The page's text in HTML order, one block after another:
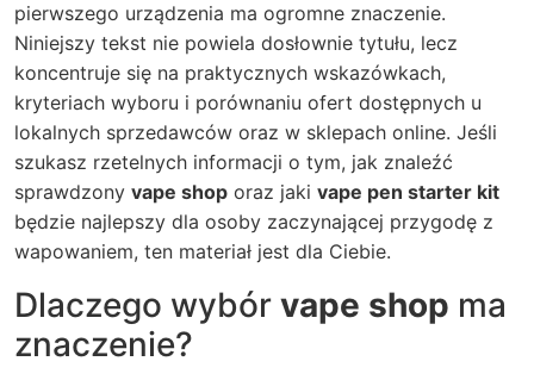
pierwszego urządzenia ma ogromne znaczenie.
Niniejszy tekst nie powiela dosłownie tytułu, lecz
koncentruje się na praktycznych wskazówkach,
kryteriach wyboru i porównaniu ofert dostępnych u
lokalnych sprzedawców oraz w sklepach online. Jeśli
szukasz rzetelnych informacji o tym, jak znaleźć
sprawdzony vape shop oraz jaki vape pen starter kit
będzie najlepszy dla osoby zaczynającej przygodę z
wapowaniem, ten materiał jest dla Ciebie.
Dlaczego wybór vape shop ma
znaczenie?